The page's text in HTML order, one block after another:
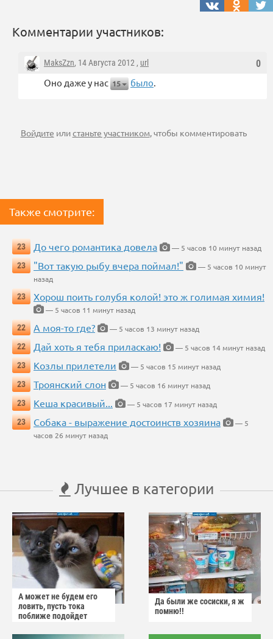
Комментарии участников:
0
MaksZzn, 14 Августа 2012 , url
Оно даже у нас 15 было.
Войдите илистаньте участником, чтобы комментировать
Также смотрите:
23 До чего романтика довела
— 5 часов 10 минут назад
23
"Вот такую рыбу вчера поймал!"
— 5 часов 10 минут
назад
23
Хорош поить голубя колой! это ж голимая химия!
— 5 часов 11 минут назад
22
А моя-то где?
— 5 часов 13 минут назад
22
Дай хоть я тебя приласкаю!
— 5 часов 14 минут назад
23
Козлы прилетели
— 5 часов 15 минут назад
23
Троянский слон
— 5 часов 16 минут назад
23
Кеша красивый...
— 5 часов 17 минут назад
23
Собака - выражение достоинств хозяина
— 5
часов 26 минут назад
Лучшее в категории
А может не будем его
ловить, пусть тока
поближе подойдет
Да были же сосиски, я ж
помню!!